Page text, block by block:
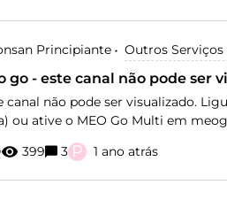
Principiante Outros Serviços
go - este canal não pode ser
canal não pode ser visualizado.
ou ative o MEO Go Multi em
mensagem aparece quando
navegador edge no meu pc
não tenho vpn ligada e não
399 3 P 1 ano atrás